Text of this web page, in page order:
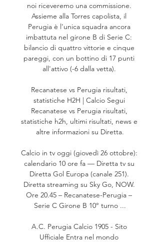
noi riceveremo una commissione.
Assieme alla Torres capolista, il
Perugia è l'unica squadra ancora
imbattuta nel girone B di Serie C:
bilancio di quattro vittorie e cinque
pareggi, con un bottino di 17 punti
all'attivo (-6 dalla vetta).
Recanatese vs Perugia risultati,
statistiche H2H | Calcio Segui
Recanatese vs Perugia risultati,
statistiche h2h, ultimi risultati, news e
altre informazioni su Diretta.
Calcio in tv oggi (giovedì 26 ottobre):
calendario 10 ore fa — Diretta tv su
Diretta Gol Europa (canale 251).
Diretta streaming su Sky Go, NOW.
Ore 20.45 – Recanatese-Perugia –
Serie C Girone B 10° turno ...
A.C. Perugia Calcio 1905 - Sito
Ufficiale Entra nel mondo